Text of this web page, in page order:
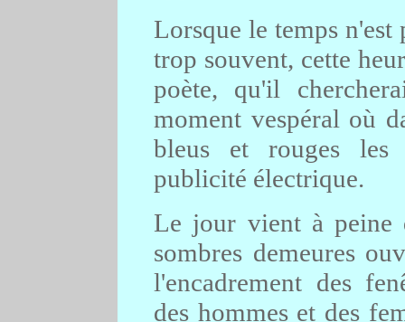
Lorsque le temps n'est
trop souvent, cette
poète, qu'il
moment vespéral où
bleus et rouges les
publicité électrique.
Le jour vient à peine
sombres demeures
l'encadrement des
des hommes et des